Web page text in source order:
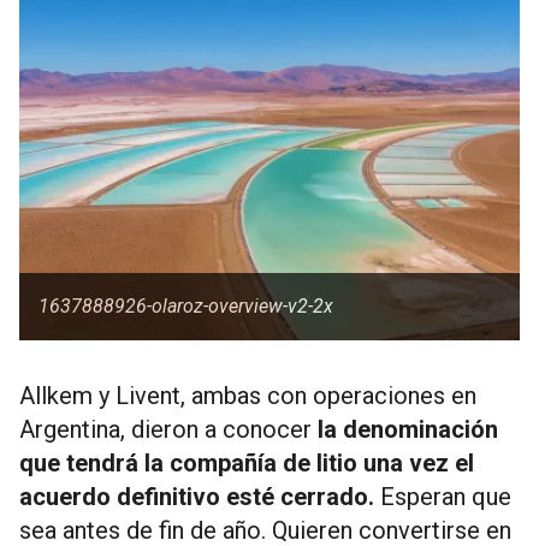
1637888926-olaroz-overview-v2-2x
Allkem y Livent, ambas con operaciones en
Argentina, dieron a conocer la denominación
que tendrá la compañía de litio una vez el
acuerdo definitivo esté cerrado. Esperan que
sea antes de fin de año. Quieren convertirse en